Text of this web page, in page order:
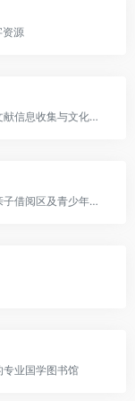
资源
馆藏文献超过430万册，是重庆市主要的文献信息收集与文化交流中心
设有中文书刊借阅区、外文图书阅览区、亲子借阅区及青少年多媒体空间
业国学图书馆